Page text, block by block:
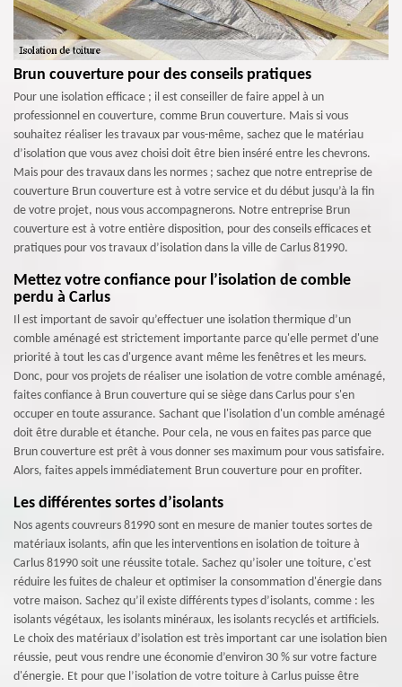
Brun couverture pour des conseils pratiques
Pour une isolation efficace ; il est conseiller de faire appel à un
professionnel en couverture, comme Brun couverture. Mais si vous
souhaitez réaliser les travaux par vous-même, sachez que le matériau
d’isolation que vous avez choisi doit être bien inséré entre les chevrons.
Mais pour des travaux dans les normes ; sachez que notre entreprise de
couverture Brun couverture est à votre service et du début jusqu’à la fin
de votre projet, nous vous accompagnerons. Notre entreprise Brun
couverture est à votre entière disposition, pour des conseils efficaces et
pratiques pour vos travaux d’isolation dans la ville de Carlus 81990.
Mettez votre confiance pour l’isolation de comble
perdu à Carlus
Il est important de savoir qu’effectuer une isolation thermique d’un
comble aménagé est strictement importante parce qu'elle permet d'une
priorité à tout les cas d'urgence avant même les fenêtres et les meurs.
Donc, pour vos projets de réaliser une isolation de votre comble aménagé,
faites confiance à Brun couverture qui se siège dans Carlus pour s'en
occuper en toute assurance. Sachant que l'isolation d'un comble aménagé
doit être durable et étanche. Pour cela, ne vous en faites pas parce que
Brun couverture est prêt à vous donner ses maximum pour vous satisfaire.
Alors, faites appels immédiatement Brun couverture pour en profiter.
Les différentes sortes d’isolants
Nos agents couvreurs 81990 sont en mesure de manier toutes sortes de
matériaux isolants, afin que les interventions en isolation de toiture à
Carlus 81990 soit une réussite totale. Sachez qu’isoler une toiture, c'est
réduire les fuites de chaleur et optimiser la consommation d'énergie dans
votre maison. Sachez qu’il existe différents types d’isolants, comme : les
isolants végétaux, les isolants minéraux, les isolants recyclés et artificiels.
Le choix des matériaux d’isolation est très important car une isolation bien
réussie, peut vous rendre une économie d’environ 30 % sur votre facture
d'énergie. Et pour que l’isolation de votre toiture à Carlus puisse être